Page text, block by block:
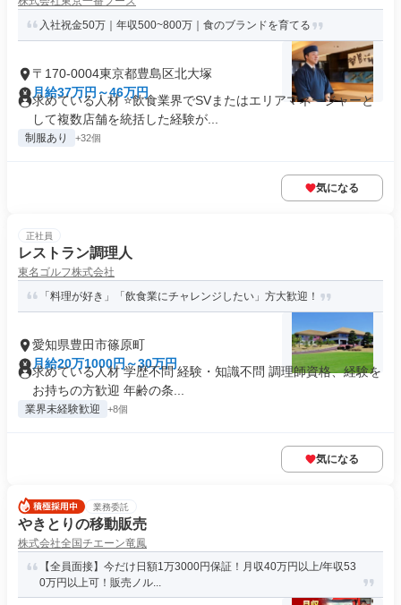
入社祝金50万｜年収500~800万｜食のブランドを育てる
〒170-0004東京都豊島区北大塚
月給37万円～46万円
求めている人材 ⭐飲食業界でSVまたはエリアマネージャーと
して複数店舗を統括した経験が...
制服あり +32個
気になる
正社員
レストラン調理人
東名ゴルフ株式会社
「料理が好き」「飲食業にチャレンジしたい」方大歓迎！
愛知県豊田市篠原町
月給20万1000円～30万円
求めている人材 学歴不問 経験・知識不問 調理師資格、経験を
お持ちの方歓迎 年齢の条...
業界未経験歓迎 +8個
気になる
業務委託
やきとりの移動販売
株式会社全国チエーン竜鳳
【全員面接】今だけ日額1万3000円保証！月収40万円以上/年収53
0万円以上可！販売ノル...